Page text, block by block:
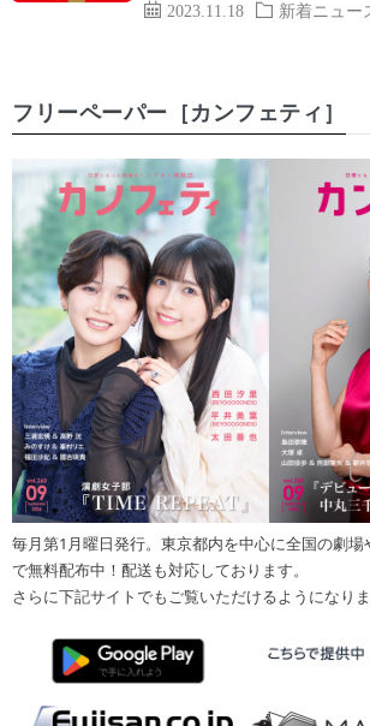
2023.11.18 新着ニュー
フリーペーパー［カンフェティ］
毎月第1月曜日発行。東京都内を中心に全国の劇場
で無料配布中！配送も対応しております。
さらに下記サイトでもご覧いただけるようになり